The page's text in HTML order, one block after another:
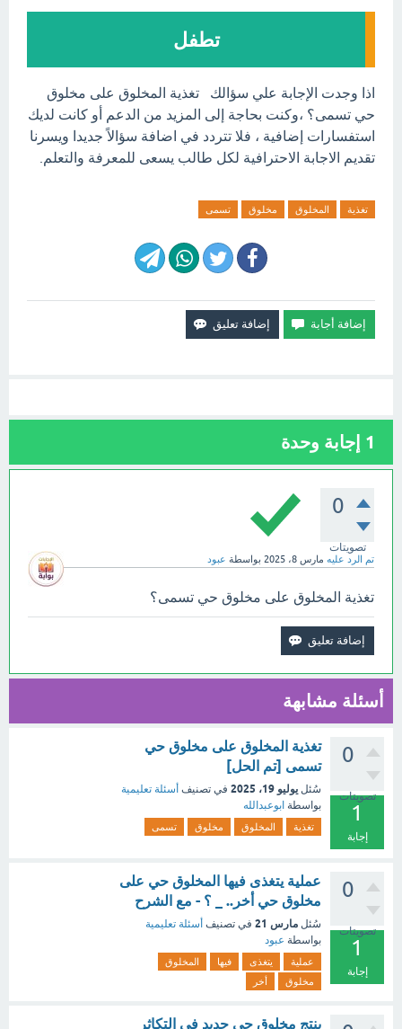
تطفل
اذا وجدت الإجابة علي سؤالك تغذية المخلوق على مخلوق
حي تسمى؟ ،وكنت بحاجة إلى المزيد من الدعم أو كانت لديك
استفسارات إضافية ، فلا تتردد في اضافة سؤالاً جديدا ويسرنا
تقديم الاجابة الاحترافية لكل طالب يسعى للمعرفة والتعلم.
تغذية المخلوق مخلوق تسمى
1 إجابة وحدة
0
تصويتات
تم الرد عليه مارس 8، 2025 بواسطة عبود
تغذية المخلوق على مخلوق حي تسمى؟
أسئلة مشابهة
0
تصويتات
1
إجابة
تغذية المخلوق على مخلوق حي
تسمى [تم الحل]
سُئل يوليو 19، 2025 في تصنيف أسئلة تعليمية
بواسطة ابوعبدالله
تغذية المخلوق مخلوق تسمى
0
تصويتات
1
إجابة
عملية يتغذى فيها المخلوق حي على
مخلوق حي أخر.. _ ؟ - مع الشرح
سُئل مارس 21 في تصنيف أسئلة تعليمية
بواسطة عبود
عملية يتغذى فيها
المخلوق
مخلوق
أخر
ينتج مخلوق حي جديد في التكاثر